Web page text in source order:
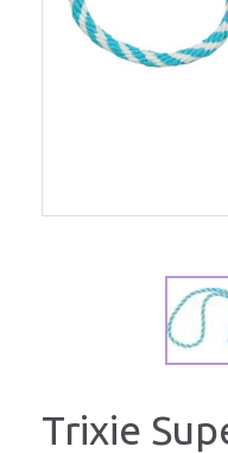
Trixie